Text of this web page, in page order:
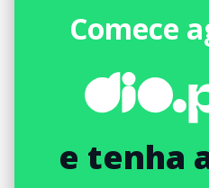
Comece
e tenha